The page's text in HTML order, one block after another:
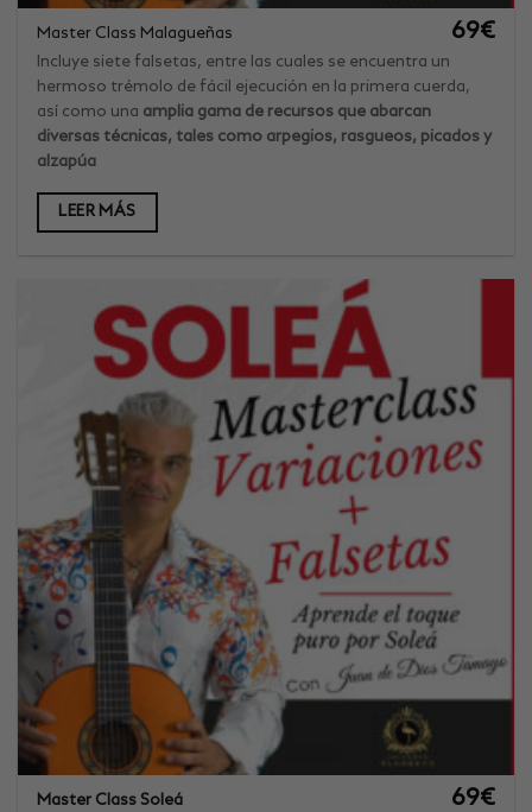
Master Class Malagueñas 69€
Incluye siete falsetas, entre las cuales se encuentra un
hermoso trémolo de fácil ejecución en la primera cuerda,
así como una amplia gama de recursos que abarcan
diversas técnicas, tales como arpegios, rasgueos, picados y
alzapúa
LEER MÁS
Master Class Soleá 69€